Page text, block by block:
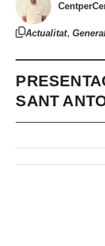
Actualitat,
SANT